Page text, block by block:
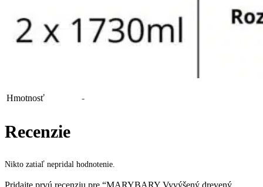
Hmotnosť -
Recenzie
Nikto zatiaľ nepridal hodnotenie.